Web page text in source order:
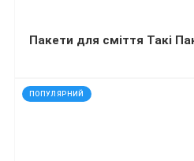
ПОПУЛЯРНИЙ
код: 20123